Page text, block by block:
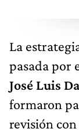
La
pasada por
José Luis
formaron
revisión